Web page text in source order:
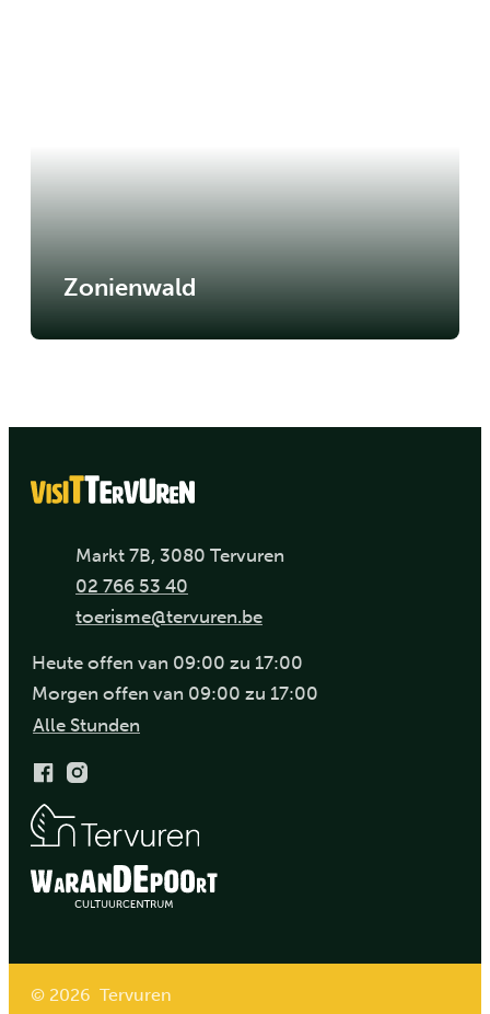
Zonienwald
AdresseMarkt 7B ,3080 Tervuren
02 766 53 40
E-Mailtoerisme@tervuren.be
Heute offen van 09:00 zu 17:00
Morgen offen van 09:00 zu 17:00
Alle Stunden
FacebookInstagram
© 2026 Tervuren